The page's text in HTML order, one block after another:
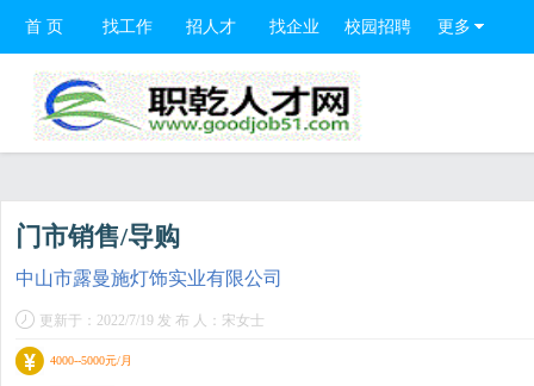
首 页 找工作 招人才 找企业 校园招聘 更多
门市销售/导购
中山市露曼施灯饰实业有限公司
更新于：2022/7/19 发 布 人：宋女士
4000--5000元/月